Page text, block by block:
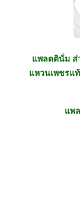
แพลตตินั่ม ส่
แหวนเพชรแ
แพ